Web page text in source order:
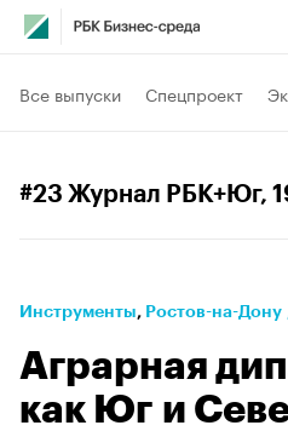
Все выпуски Спецпроект
#23 Журнал РБК+Юг,
Инструменты⁠, Ростов-на-Дону
Аграрная
как Юг и